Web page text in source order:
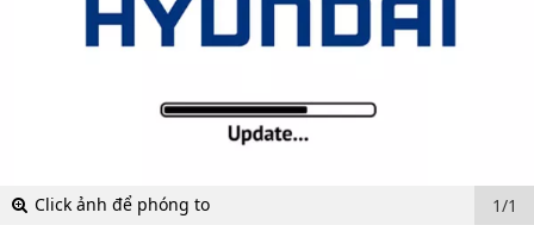
Click ảnh để phóng to 1/1